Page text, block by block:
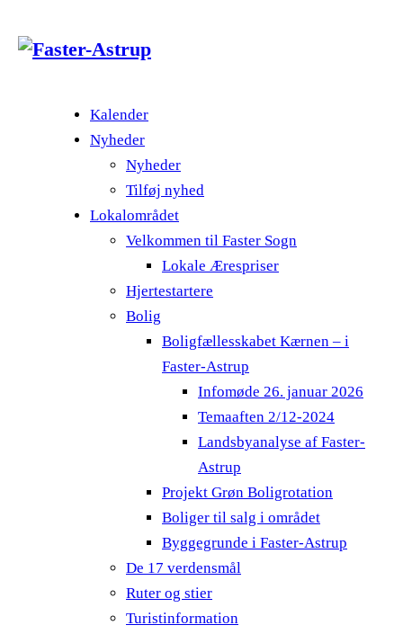
Kalender
Nyheder
Nyheder
Tilføj nyhed
Lokalområdet
Velkommen til Faster Sogn
Lokale Ærespriser
Hjertestartere
Bolig
Boligfællesskabet Kærnen – i
Faster-Astrup
Infomøde 26. januar 2026
Temaaften 2/12-2024
Landsbyanalyse af Faster-
Astrup
Projekt Grøn Boligrotation
Boliger til salg i området
Byggegrunde i Faster-Astrup
De 17 verdensmål
Ruter og stier
Turistinformation